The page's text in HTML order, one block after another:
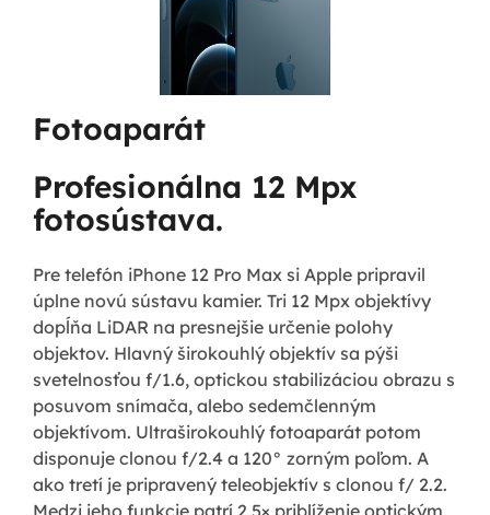
Fotoaparát
Profesionálna 12 Mpx
fotosústava.
Pre telefón iPhone 12 Pro Max si Apple pripravil
úplne novú sústavu kamier. Tri 12 Mpx objektívy
dopĺňa LiDAR na presnejšie určenie polohy
objektov. Hlavný širokouhlý objektív sa pýši
svetelnosťou f/1.6, optickou stabilizáciou obrazu s
posuvom snímača, alebo sedemčlenným
objektívom. Ultraširokouhlý fotoaparát potom
disponuje clonou f/2.4 a 120° zorným poľom. A
ako tretí je pripravený teleobjektív s clonou f/ 2.2.